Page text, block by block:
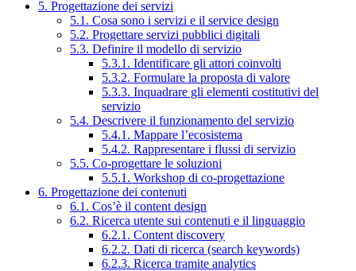
5. Progettazione dei servizi
5.1. Cosa sono i servizi e il service design
5.2. Progettare servizi pubblici digitali
5.3. Definire il modello di servizio
5.3.1. Identificare gli attori coinvolti
5.3.2. Formulare la proposta di valore
5.3.3. Inquadrare gli elementi costitutivi del
servizio
5.4. Descrivere il funzionamento del servizio
5.4.1. Mappare l’ecosistema
5.4.2. Rappresentare i flussi di servizio
5.5. Co-progettare le soluzioni
5.5.1. Workshop di co-progettazione
6. Progettazione dei contenuti
6.1. Cos’è il content design
6.2. Ricerca utente sui contenuti e il linguaggio
6.2.1. Content discovery
6.2.2. Dati di ricerca (search keywords)
6.2.3. Ricerca tramite analytics